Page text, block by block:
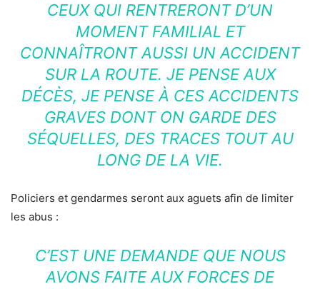
CEUX QUI RENTRERONT D’UN
MOMENT FAMILIAL ET
CONNAÎTRONT AUSSI UN ACCIDENT
SUR LA ROUTE. JE PENSE AUX
DÉCÈS, JE PENSE À CES ACCIDENTS
GRAVES DONT ON GARDE DES
SÉQUELLES, DES TRACES TOUT AU
LONG DE LA VIE.
Policiers et gendarmes seront aux aguets afin de limiter
les abus :
C’EST UNE DEMANDE QUE NOUS
AVONS FAITE AUX FORCES DE